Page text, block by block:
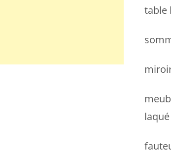
r
:
table
laqué